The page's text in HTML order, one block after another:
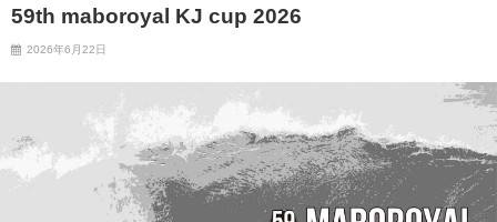
59th maboroyal KJ cup 2026
2026年6月22日